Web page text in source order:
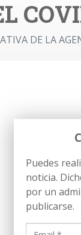
DE LA
Puedes
noticia.
por un
publicarse.